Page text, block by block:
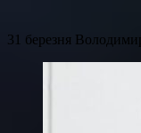
31 березня